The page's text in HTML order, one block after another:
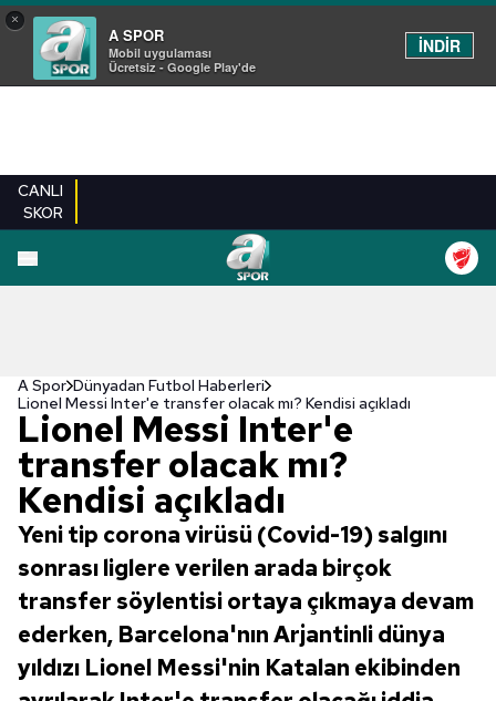
×
A SPOR
Mobil uygulaması
Ücretsiz - Google Play'de
İNDİR
CANLI
SKOR
A Spor Dünyadan Futbol Haberleri
Lionel Messi Inter'e transfer olacak mı? Kendisi açıkladı
Lionel Messi Inter'e
transfer olacak mı?
Kendisi açıkladı
Yeni tip corona virüsü (Covid-19) salgını
sonrası liglere verilen arada birçok
transfer söylentisi ortaya çıkmaya devam
ederken, Barcelona'nın Arjantinli dünya
yıldızı Lionel Messi'nin Katalan ekibinden